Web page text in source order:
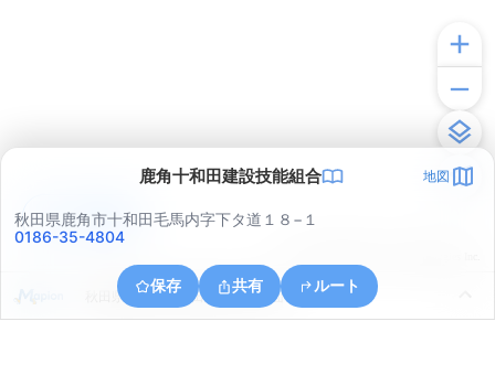
鹿角十和田建設技能組合 地図
秋田県鹿角市十和田毛馬内字下タ道１８−１
0186-35-4804
保存 共有 ルート
秋田県鹿角市十和田錦木字下田面
アプリで見る